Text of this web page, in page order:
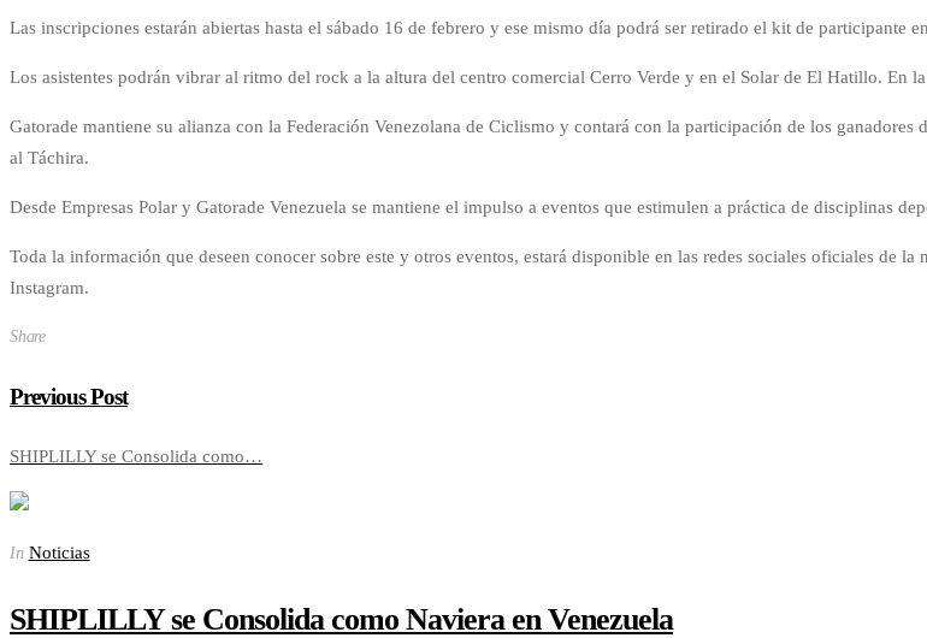
Las inscripciones estarán abiertas hasta el sábado 16 de febrero y ese mismo día podrá ser retirado el kit de participante
Los asistentes podrán vibrar al ritmo del rock a la altura del centro comercial Cerro Verde y en el Solar de El Hatillo. En
Gatorade mantiene su alianza con la Federación Venezolana de Ciclismo y contará con la participación de los
al Táchira.
Desde Empresas Polar y Gatorade Venezuela se mantiene el impulso a eventos que estimulen a práctica de disciplinas
Toda la información que deseen conocer sobre este y otros eventos, estará disponible en las redes sociales oficiales de
Instagram.
Share
Previous Post
SHIPLILLY se Consolida como…
In Noticias
SHIPLILLY se Consolida como Naviera en Venezuela